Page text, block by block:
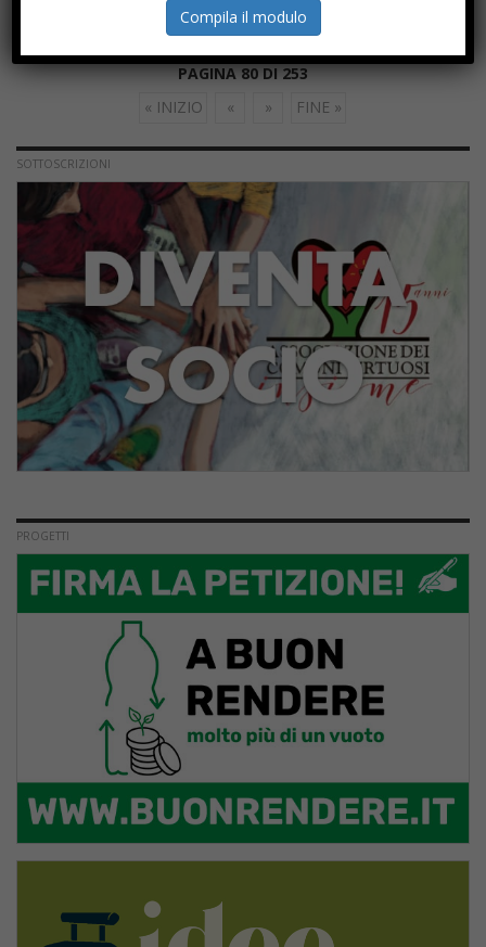
bicicletta, con un budget
iniziale di 500mln di euro.
PAGINA 80 DI 253
« INIZIO
« » FINE »
SOTTOSCRIZIONI
PROGETTI
Compila il modulo